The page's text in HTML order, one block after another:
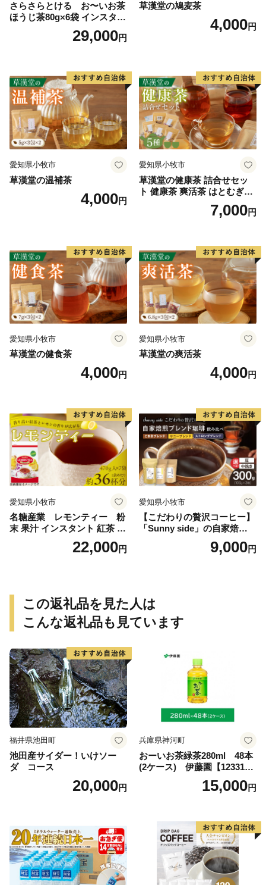
は、積立額から7事業に146万7,000円を活用させていた
だきます。
ワンストップ特例申請書の受付が完了している方につき
ましては、寄附申請の際に登録していただいたメールア
ドレス宛に受付完了メールを送信しています。紙での受
付書を希望される方は下記までご連絡ください。
※ワンストップ特例申請に関する問合せはこちら※
富士市ふるさと納税サポート室
住所：〒403-0006 山梨県富士吉田市新屋2-5-7
TEL：050-3114-0332 (平日9:00-18:00)
さらさらとける お〜いお茶
ほうじ茶80g×6袋 インスタン
トほうじ茶 粉末ほうじ茶 粉
末茶 おーいお茶 粉末緑茶
29,000円
草漢堂の鳩麦茶
4,000円
愛知県小牧市
草漢堂の温補茶
4,000円
愛知県小牧市
草漢堂の健康茶 詰合せセッ
ト 健康茶 爽活茶 はとむぎ茶
温補茶 健食茶 和漢紅茶 お茶
7,000円
愛知県小牧市
草漢堂の健食茶
4,000円
愛知県小牧市
草漢堂の爽活茶
4,000円
愛知県小牧市
名糖産業 レモンティー 粉
末 果汁 インスタント 紅茶 ビ
タミンC 袋 ロングセラー 粉
末飲料 粉末茶 簡単 手軽 ホッ
22,000円
愛知県小牧市
【こだわりの贅沢コーヒー】
「Sunny side」の自家焙煎珈
琲ブレンド珈琲飲み比べセッ
9,000円
この返礼品を見た人は
こんな返礼品も見ています
福井県池田町
池田産サイダー！いけソー
ダ コース
20,000円
兵庫県神河町
おーいお茶緑茶280ml 48本
(2ケース) 伊藤園【123317
15,000円